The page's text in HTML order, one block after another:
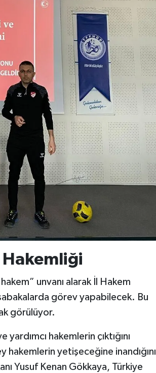
Hakemliği
unvanı alarak İl Hakem
görev yapabilecek. Bu
görülüyor.
hakemlerin çıktığını
hakemlerin yetişeceğine inandığını
Yusuf Kenan Gökkaya, Türkiye